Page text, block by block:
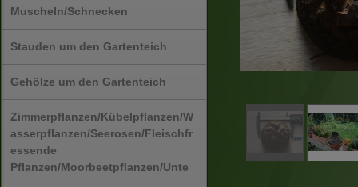
Muscheln/Schnecken
Stauden um den Gartenteich
Gehölze um den Gartenteich
Zimmerpflanzen/Kübelpflanzen/W
asserpflanzen/Seerosen/Fleischfr
essende
Pflanzen/Moorbeetpflanzen/Unte